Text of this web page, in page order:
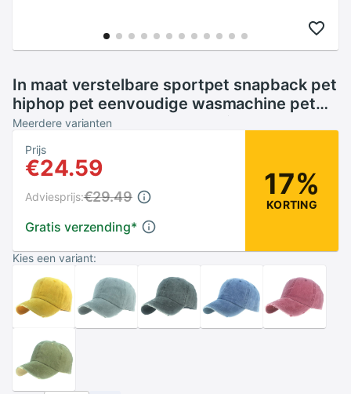
In maat verstelbare sportpet snapback pet
hiphop pet eenvoudige wasmachine pet
katoenen pet voor wasmachine
Meerdere varianten
Prijs
€24.59
Gratis verzending*
Adviesprijs:€29.49 17%
KORTING
Kies een variant: